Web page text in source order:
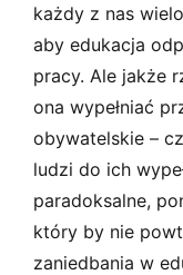
każdy z nas
aby edukacja
pracy. Ale jakże
ona wypełniać
obywatelskie –
ludzi do ich
paradoksalne,
który by nie
zaniedbania w